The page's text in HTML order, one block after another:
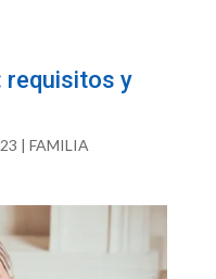
requisitos y
| FAMILIA